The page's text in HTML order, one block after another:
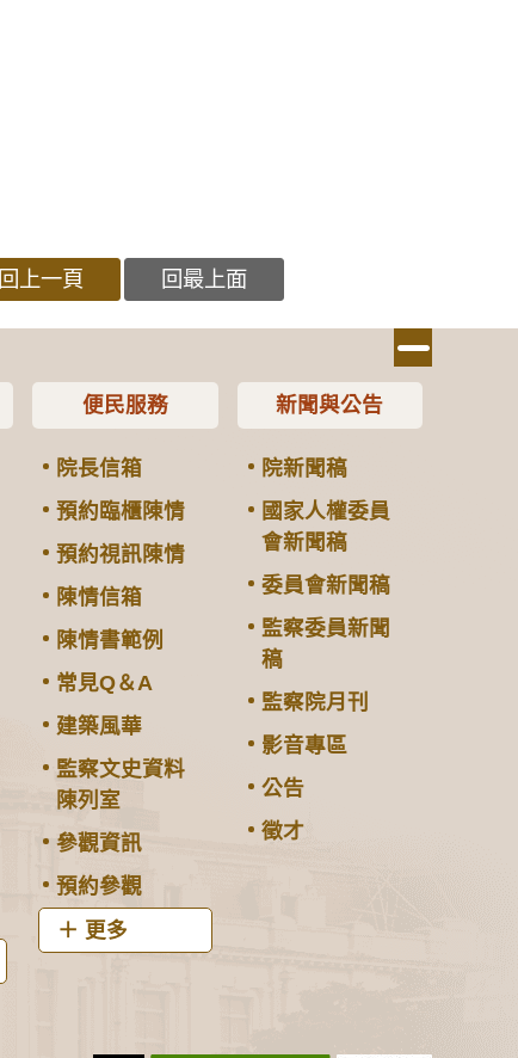
回上一頁 回最上面
便民服務
院長信箱
預約臨櫃陳情
預約視訊陳情
陳情信箱
陳情書範例
常見Q＆A
建築風華
監察文史資料
陳列室
參觀資訊
預約參觀
更多
新聞與公告
院新聞稿
國家人權委員
會新聞稿
委員會新聞稿
監察委員新聞
稿
監察院月刊
影音專區
公告
徵才